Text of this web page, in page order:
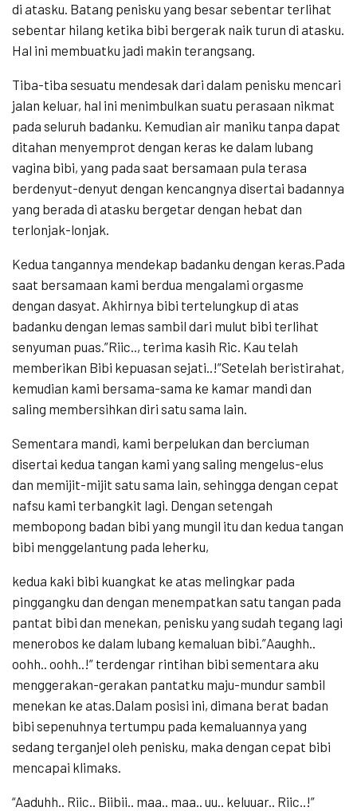
di atasku. Batang penisku yang besar sebentar terlihat
sebentar hilang ketika bibi bergerak naik turun di atasku.
Hal ini membuatku jadi makin terangsang.
Tiba-tiba sesuatu mendesak dari dalam penisku mencari
jalan keluar, hal ini menimbulkan suatu perasaan nikmat
pada seluruh badanku. Kemudian air maniku tanpa dapat
ditahan menyemprot dengan keras ke dalam lubang
vagina bibi, yang pada saat bersamaan pula terasa
berdenyut-denyut dengan kencangnya disertai badannya
yang berada di atasku bergetar dengan hebat dan
terlonjak-lonjak.
Kedua tangannya mendekap badanku dengan keras.Pada
saat bersamaan kami berdua mengalami orgasme
dengan dasyat. Akhirnya bibi tertelungkup di atas
badanku dengan lemas sambil dari mulut bibi terlihat
senyuman puas.”Riic.., terima kasih Ric. Kau telah
memberikan Bibi kepuasan sejati..!”Setelah beristirahat,
kemudian kami bersama-sama ke kamar mandi dan
saling membersihkan diri satu sama lain.
Sementara mandi, kami berpelukan dan berciuman
disertai kedua tangan kami yang saling mengelus-elus
dan memijit-mijit satu sama lain, sehingga dengan cepat
nafsu kami terbangkit lagi. Dengan setengah
membopong badan bibi yang mungil itu dan kedua tangan
bibi menggelantung pada leherku,
kedua kaki bibi kuangkat ke atas melingkar pada
pinggangku dan dengan menempatkan satu tangan pada
pantat bibi dan menekan, penisku yang sudah tegang lagi
menerobos ke dalam lubang kemaluan bibi.”Aaughh..
oohh.. oohh..!” terdengar rintihan bibi sementara aku
menggerakan-gerakan pantatku maju-mundur sambil
menekan ke atas.Dalam posisi ini, dimana berat badan
bibi sepenuhnya tertumpu pada kemaluannya yang
sedang terganjel oleh penisku, maka dengan cepat bibi
mencapai klimaks.
“Aaduhh.. Riic.. Biibii.. maa.. maa.. uu.. keluuar.. Riic..!”